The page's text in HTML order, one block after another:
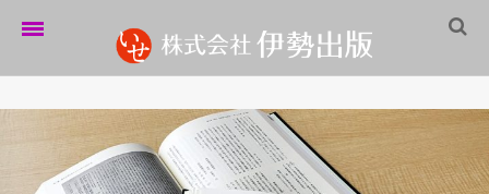
伊勢出版だより
営業案内